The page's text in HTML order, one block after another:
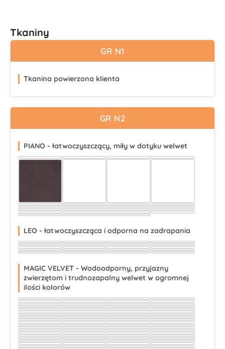
Tkaniny
GR N1
Tkanina powierzona klienta
GR N2
PIANO - łatwoczyszczący, miły w dotyku welwet
Wybierz Wybierz Wybierz Wybierz
Wybierz Wybierz Wybierz Wybierz
Wybierz Wybierz Wybierz Wybierz
Wybierz Wybierz Wybierz Wybierz
Wybierz Wybierz Wybierz
LEO - łatwoczyszcząca i odporna na zadrapania
Wybierz Wybierz Wybierz Wybierz
Wybierz Wybierz Wybierz Wybierz
Wybierz Wybierz Wybierz Wybierz
Wybierz Wybierz Wybierz Wybierz
MAGIC VELVET - Wodoodporny, przyjazny
zwierzętom i trudnozapalny welwet w ogromnej
ilości kolorów
Wybierz Wybierz Wybierz Wybierz
Wybierz Wybierz Wybierz Wybierz
Wybierz Wybierz Wybierz Wybierz
Wybierz Wybierz Wybierz Wybierz
Wybierz Wybierz Wybierz Wybierz
Wybierz Wybierz Wybierz Wybierz
Wybierz Wybierz Wybierz Wybierz
Wybierz Wybierz Wybierz Wybierz
Wybierz Wybierz Wybierz Wybierz
Wybierz Wybierz Wybierz Wybierz
Wybierz Wybierz Wybierz Wybierz
Wybierz Wybierz Wybierz Wybierz
Wybierz Wybierz Wybierz Wybierz
Wybierz Wybierz Wybierz Wybierz
Wybierz Wybierz Wybierz Wybierz
Wybierz Wybierz Wybierz Wybierz
Wybierz Wybierz Wybierz Wybierz